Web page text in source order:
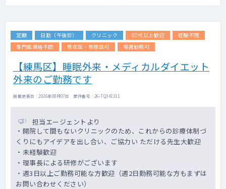
定期 日勤（午後診） クリニック 60代以上歓迎
経験不問
専門医資格不問
専攻医・専修医可 隔週勤務可
【練馬区】睡眠外来・メディカルダイエット
外来のご勤務です
掲載更新日 : 2026年08月07日 案件番号 : 26-TQ341311
担当エージェントより
・開院して間もないクリニックのため、これからの診療体制づ
くりにもアイデアを出し合い、ご協力い ただける先生大歓迎
・未経験歓迎
・理事長による研修がございます
・週3日以上ご勤務可能な方歓迎（週2日勤務可能な方もまずは
お問い合わせください）